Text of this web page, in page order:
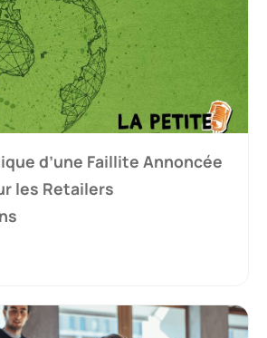
d’une Faillite Annoncée
les Retailers